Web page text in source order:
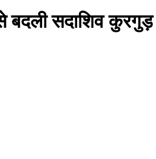
बदली सदाशिव